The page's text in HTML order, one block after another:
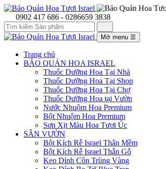
0902 417 686 - 0286659 3838
Mở menu ☰
Trang chủ
BẢO QUẢN HOA ISRAEL
Thuốc Dưỡng Hoa Tại Nhà
Thuốc Dưỡng Hoa Tại Shop
Thuốc Dưỡng Hoa Tại Chợ
Thuốc Dưỡng Hoa tại Vườn
Nước Nhuộm Hoa Premium
Bột Nhuộm Hoa Premium
Sơn Xịt Màu Hoa Tươi Úc
SÂN VƯỜN
Bột Kích Rễ Israel Thân Mềm
Bột Kích Rễ Israel Thẫn Gỗ
Keo Dính Côn Trùng Vàng